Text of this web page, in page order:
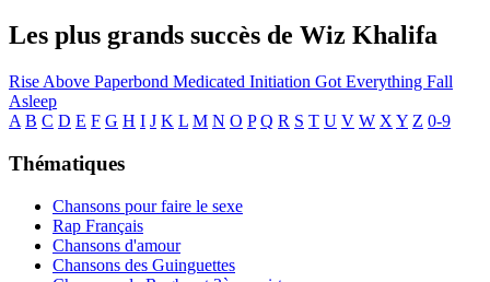
Les plus grands succès de Wiz Khalifa
Rise Above Paperbond Medicated Initiation Got Everything Fall
Asleep
A B C D E F G H I J K L M N O P Q R S T U V W X Y Z 0-9
Thématiques
Chansons pour faire le sexe
Rap Français
Chansons d'amour
Chansons des Guinguettes